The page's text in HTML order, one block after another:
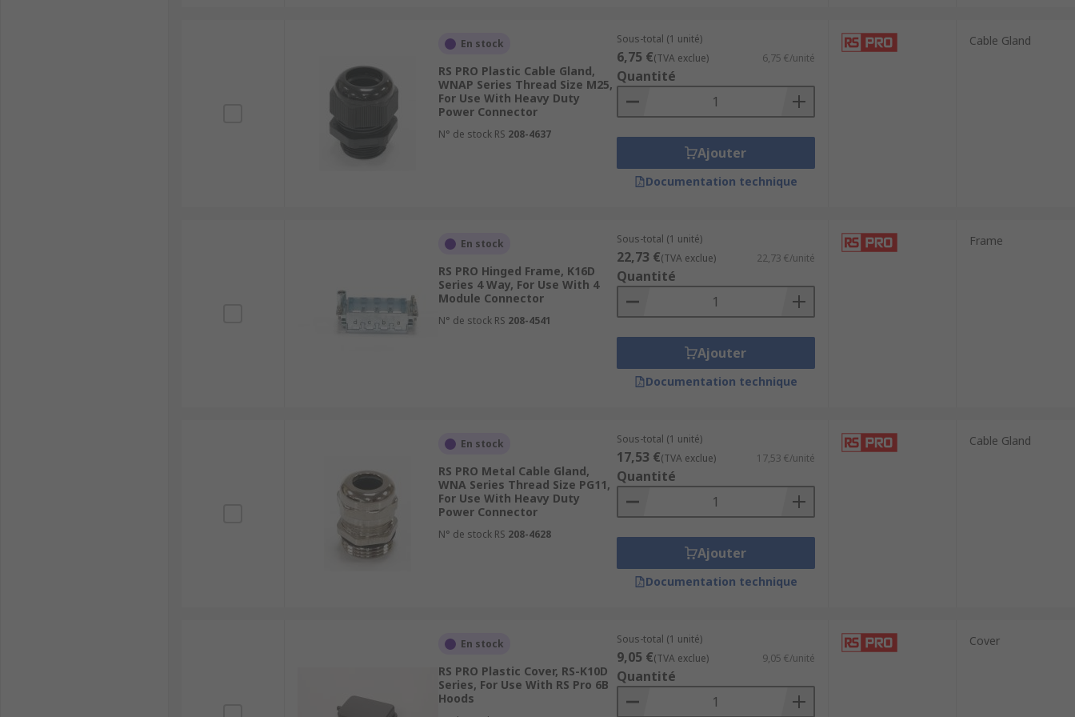
En stock
RS PRO Plastic Cable Gland,
WNAP Series Thread Size M25,
For Use With Heavy Duty
Power Connector
N° de stock RS 208-4637
Sous-total (1 unité)
6,75 €(TVA exclue) 6,75 €/unité
Quantité
Ajouter
Documentation technique
Cable Gland
En stock
RS PRO Hinged Frame, K16D
Series 4 Way, For Use With 4
Module Connector
N° de stock RS 208-4541
Sous-total (1 unité)
22,73 €(TVA exclue) 22,73 €/unité
Quantité
Ajouter
Documentation technique
Frame
En stock
RS PRO Metal Cable Gland,
WNA Series Thread Size PG11,
For Use With Heavy Duty
Power Connector
N° de stock RS 208-4628
Sous-total (1 unité)
17,53 €(TVA exclue) 17,53 €/unité
Quantité
Ajouter
Documentation technique
Cable Gland
En stock
RS PRO Plastic Cover, RS-K10D
Series, For Use With RS Pro 6B
Hoods
Sous-total (1 unité)
9,05 €(TVA exclue) 9,05 €/unité
Quantité
Cover